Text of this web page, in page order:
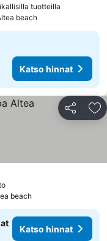
tuotteilla
beach
Katso hinnat
Jaa
beach
Katso hinnat